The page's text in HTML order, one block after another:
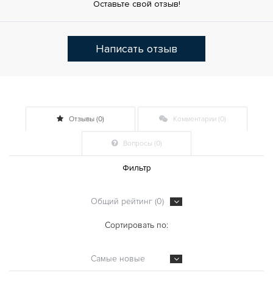
Оставьте свой отзыв!
Написать отзыв
Отзывы (0) Комментарии (0)
Вопросы (0)
Фильтр
Общий рейтинг (0)
Сортировать по:
Самые новые